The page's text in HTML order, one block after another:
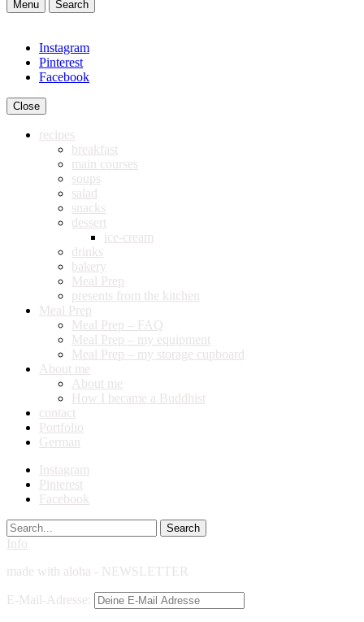
Menu Search
Instagram
Pinterest
Facebook
Close
recipes
breakfast
main courses
soups
salad
snacks
dessert
ice-cream
drinks
bakery
Meal Prep
presents from the kitchen
Meal Prep
Meal Prep – FAQ
Meal Prep – my equipment
Meal Prep – my storage cupboard
About me
About me
How I became a Buddhist
contact
Portfolio
German
Instagram
Pinterest
Facebook
Search
Info
made with aloha - NEWSLETTER
E-Mail-Adresse: